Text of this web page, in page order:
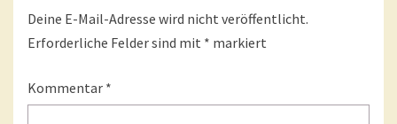
Deine E-Mail-Adresse wird nicht veröffentlicht.
Erforderliche Felder sind mit * markiert
Kommentar *